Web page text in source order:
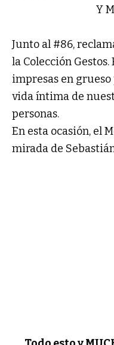
Y
Junto al #86,
la Colección
impresas en
vida íntima de
personas.
En esta ocasión, el
mirada de